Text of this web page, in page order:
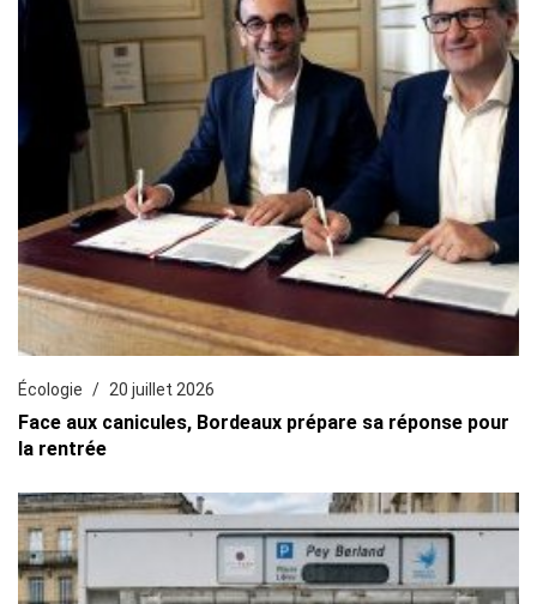
Écologie 20 juillet 2026
Face aux canicules, Bordeaux prépare sa réponse pour
la rentrée